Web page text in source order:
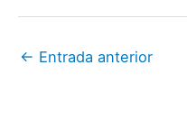
← Entrada anterior